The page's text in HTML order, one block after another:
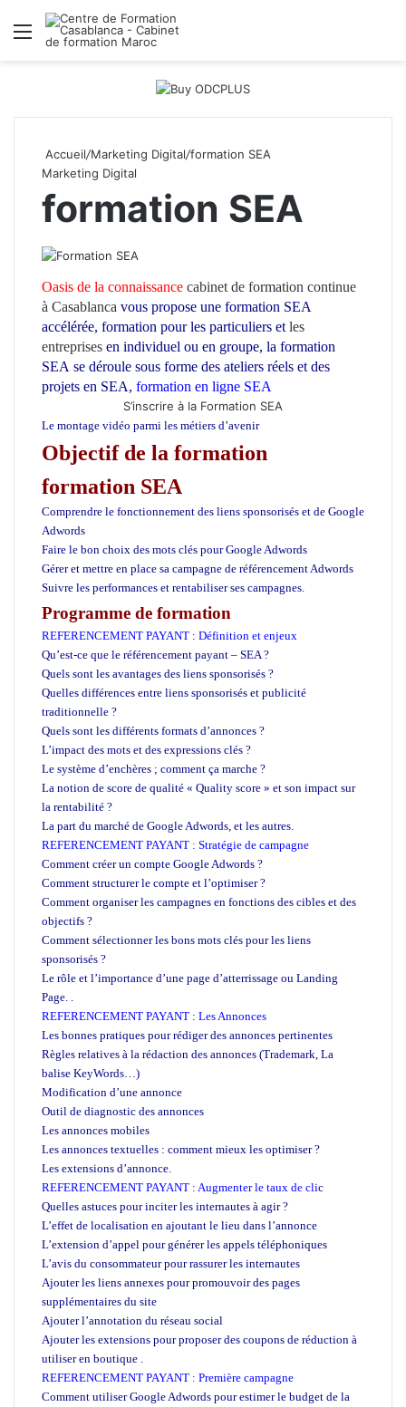
Menu
Accueil/Marketing Digital/formation SEA
Marketing Digital
formation SEA
Oasis de la connaissance cabinet de formation continue
à Casablanca vous propose une formation SEA
accélérée, formation pour les particuliers et les
entreprises en individuel ou en groupe, la formation
SEA se déroule sous forme des ateliers réels et des
projets en SEA, formation en ligne SEA
S’inscrire à la Formation SEA
Le montage vidéo parmi les métiers d’avenir
Objectif de la formation
formation SEA
Comprendre le fonctionnement des liens sponsorisés et de Google
Adwords
Faire le bon choix des mots clés pour Google Adwords
Gérer et mettre en place sa campagne de référencement Adwords
Suivre les performances et rentabiliser ses campagnes.
Programme de formation
REFERENCEMENT PAYANT : Définition et enjeux
Qu’est-ce que le référencement payant – SEA ?
Quels sont les avantages des liens sponsorisés ?
Quelles différences entre liens sponsorisés et publicité
traditionnelle ?
Quels sont les différents formats d’annonces ?
L’impact des mots et des expressions clés ?
Le système d’enchères ; comment ça marche ?
La notion de score de qualité « Quality score » et son impact sur
la rentabilité ?
La part du marché de Google Adwords, et les autres.
REFERENCEMENT PAYANT : Stratégie de campagne
Comment créer un compte Google Adwords ?
Comment structurer le compte et l’optimiser ?
Comment organiser les campagnes en fonctions des cibles et des
objectifs ?
Comment sélectionner les bons mots clés pour les liens
sponsorisés ?
Le rôle et l’importance d’une page d’atterrissage ou Landing
Page. .
REFERENCEMENT PAYANT : Les Annonces
Les bonnes pratiques pour rédiger des annonces pertinentes
Règles relatives à la rédaction des annonces (Trademark, La
balise KeyWords…)
Modification d’une annonce
Outil de diagnostic des annonces
Les annonces mobiles
Les annonces textuelles : comment mieux les optimiser ?
Les extensions d’annonce.
REFERENCEMENT PAYANT : Augmenter le taux de clic
Quelles astuces pour inciter les internautes à agir ?
L’effet de localisation en ajoutant le lieu dans l’annonce
L’extension d’appel pour générer les appels téléphoniques
L’avis du consommateur pour rassurer les internautes
Ajouter les liens annexes pour promouvoir des pages
supplémentaires du site
Ajouter l’annotation du réseau social
Ajouter les extensions pour proposer des coupons de réduction à
utiliser en boutique .
REFERENCEMENT PAYANT : Première campagne
Comment utiliser Google Adwords pour estimer le budget de la